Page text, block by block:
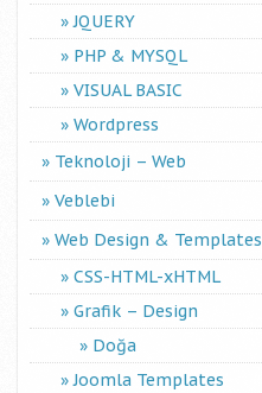
JQUERY
PHP & MYSQL
VISUAL BASIC
Wordpress
Teknoloji – Web
Veblebi
Web Design & Templates
CSS-HTML-xHTML
Grafik – Design
Doğa
Joomla Templates